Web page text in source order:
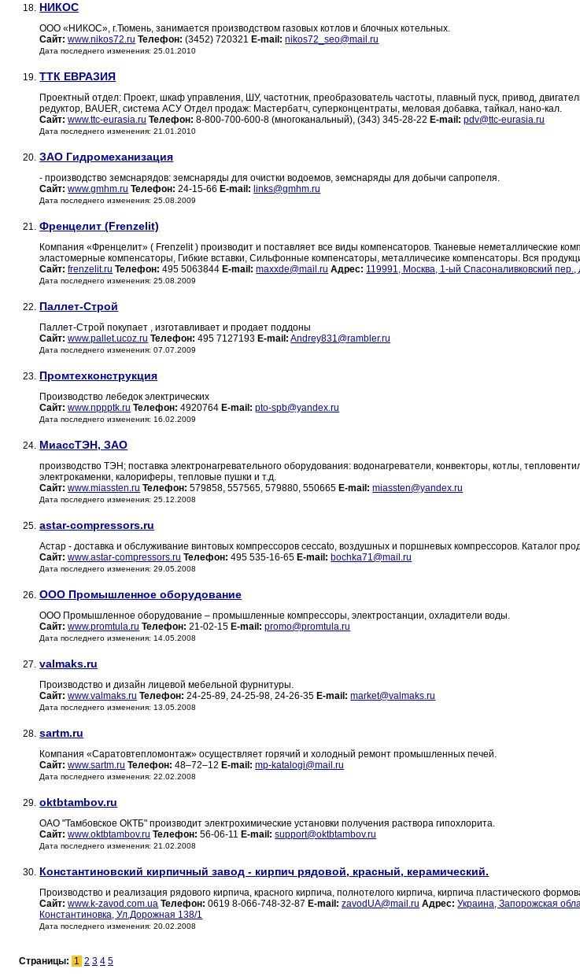
18. НИКОС
ООО «НИКОС», г.Тюмень, занимается производством газовых котлов и блочных котельных.
Сайт: www.nikos72.ru Телефон: (3452) 720321 E-mail: nikos72_seo@mail.ru
Дата последнего изменения: 25.01.2010
19. ТТК ЕВРАЗИЯ
Проектный отдел: Проект, шкаф управления, ШУ, частотник, преобразователь частоты, плавный пуск, привод,
редуктор, BAUER, система АСУ Отдел продаж: Мастербатч, суперконцентраты, меловая добавка, тайкал, нано-кал.
Сайт: www.ttc-eurasia.ru Телефон: 8-800-700-600-8 (многоканальный), (343) 345-28-22 E-mail: pdv@ttc-eurasia.ru
Дата последнего изменения: 21.01.2010
20. ЗАО Гидромеханизация
- производство земснарядов: земснаряды для очистки водоемов, земснаряды для добычи сапропеля.
Сайт: www.gmhm.ru Телефон: 24-15-66 E-mail: links@gmhm.ru
Дата последнего изменения: 25.08.2009
21. Френцелит (Frenzelit)
Компания «Френцелит» ( Frenzelit ) производит и поставляет все виды компенсаторов. Тканевые неметаллические
эластомерные компенсаторы, Гибкие вставки, Сильфонные компенсаторы, металличесике компенсаторы. Вся
Сайт: frenzelit.ru Телефон: 495 5063844 E-mail: maxxde@mail.ru Адрес: 119991, Москва, 1-ый Спасоналивковский пер.,
Дата последнего изменения: 25.08.2009
22. Паллет-Строй
Паллет-Строй покупает , изготавливает и продает поддоны
Сайт: www.pallet.ucoz.ru Телефон: 495 7127193 E-mail: Andrey831@rambler.ru
Дата последнего изменения: 07.07.2009
23. Промтехконструкция
Производство лебедок электрических
Сайт: www.nppptk.ru Телефон: 4920764 E-mail: pto-spb@yandex.ru
Дата последнего изменения: 16.02.2009
24. МиассТЭН, ЗАО
производство ТЭН; поставка электронагревательного оборудования: водонагреватели, конвекторы, котлы,
электрокаменки, калориферы, тепловые пушки и т.д.
Сайт: www.miassten.ru Телефон: 579858, 557565, 579880, 550665 E-mail: miassten@yandex.ru
Дата последнего изменения: 25.12.2008
25. astar-compressors.ru
Астар - доставка и обслуживание винтовых компрессоров ceccato, воздушных и поршневых компрессоров. Каталог
Сайт: www.astar-compressors.ru Телефон: 495 535-16-65 E-mail: bochka71@mail.ru
Дата последнего изменения: 29.05.2008
26. ООО Промышленное оборудование
ООО Промышленное оборудование – промышленные компрессоры, электростанции, охладители воды.
Сайт: www.promtula.ru Телефон: 21-02-15 E-mail: promo@promtula.ru
Дата последнего изменения: 14.05.2008
27. valmaks.ru
Производство и дизайн лицевой мебельной фурнитуры.
Сайт: www.valmaks.ru Телефон: 24-25-89, 24-25-98, 24-26-35 E-mail: market@valmaks.ru
Дата последнего изменения: 13.05.2008
28. sartm.ru
Компания «Саратовтепломонтаж» осуществляет горячий и холодный ремонт промышленных печей.
Сайт: www.sartm.ru Телефон: 48–72–12 E-mail: mp-katalogi@mail.ru
Дата последнего изменения: 22.02.2008
29. oktbtambov.ru
ОАО "Тамбовское ОКТБ" производит электрохимические установки получения раствора гипохлорита.
Сайт: www.oktbtambov.ru Телефон: 56-06-11 E-mail: support@oktbtambov.ru
Дата последнего изменения: 21.02.2008
30. Константиновский кирпичный завод - кирпич рядовой, красный, керамический.
Производство и реализация рядового кирпича, красного кирпича, полнотелого кирпича, кирпича пластического
Сайт: www.k-zavod.com.ua Телефон: 0619 8-066-748-32-87 E-mail: zavodUA@mail.ru Адрес: Украина, Запорожская
Константиновка, Ул.Дорожная 138/1
Дата последнего изменения: 20.02.2008
Страницы: 1 2 3 4 5